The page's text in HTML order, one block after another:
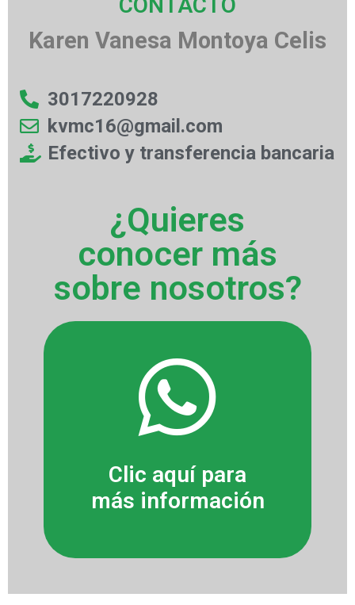
Karen Vanesa Montoya Celis
3017220928
kvmc16@gmail.com
Efectivo y transferencia bancaria
¿Quieres
conocer más
sobre nosotros?
Clic aquí para
más información